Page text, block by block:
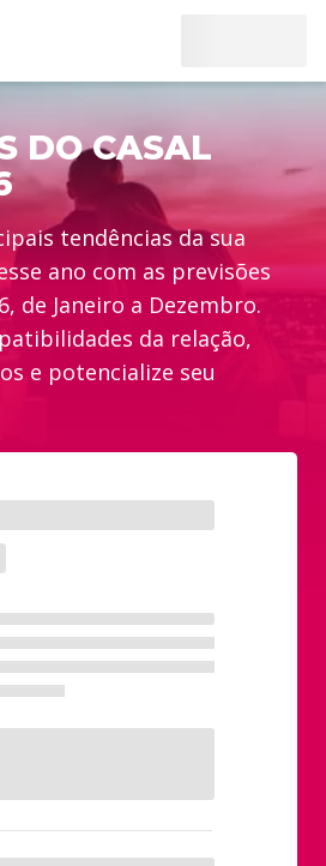
DO CASAL
tendências da sua
ano com as previsões
de Janeiro a Dezembro.
da relação,
e potencialize seu